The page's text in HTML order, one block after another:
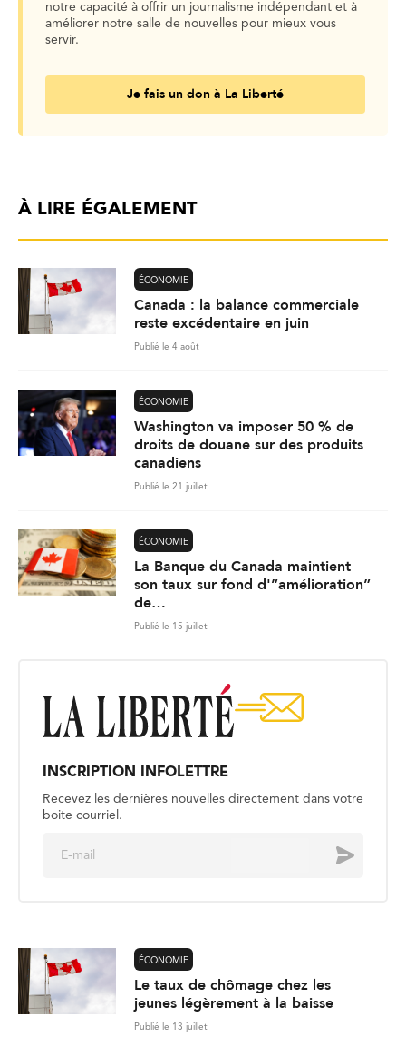
notre capacité à offrir un journalisme indépendant et à
améliorer notre salle de nouvelles pour mieux vous
servir.
Je fais un don à La Liberté
À LIRE ÉGALEMENT
ÉCONOMIE
Canada : la balance commerciale
reste excédentaire en juin
Publié le 4 août
ÉCONOMIE
Washington va imposer 50 % de
droits de douane sur des produits
canadiens
Publié le 21 juillet
ÉCONOMIE
La Banque du Canada maintient
son taux sur fond d'”amélioration”
de…
Publié le 15 juillet
INSCRIPTION INFOLETTRE
Recevez les dernières nouvelles directement dans votre
boite courriel.
Envoyer
ÉCONOMIE
Le taux de chômage chez les
jeunes légèrement à la baisse
Publié le 13 juillet